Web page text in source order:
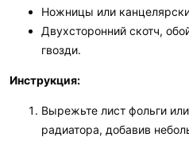
Ножницы или
Двухсторонний скотч,
гвозди.
Инструкция:
Вырежьте лист фольги
радиатора, добавив